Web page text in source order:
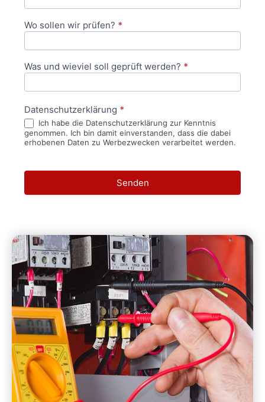
Wo sollen wir prüfen? *
Was und wieviel soll geprüft werden? *
Datenschutzerklärung *
Ich habe die Datenschutzerklärung zur Kenntnis
genommen. Ich bin damit einverstanden, dass die dabei
erhobenen Daten zu Werbezwecken verarbeitet werden.
Senden